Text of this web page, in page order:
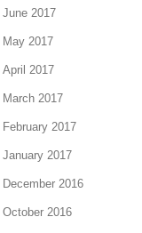
June 2017
May 2017
April 2017
March 2017
February 2017
January 2017
December 2016
October 2016